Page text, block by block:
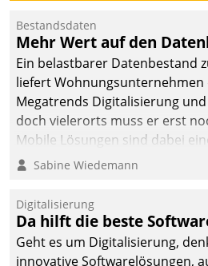
Bestandsdaten
Mehr Wert auf den
Ein belastbarer Datenbestand
liefert
Megatrends Digitalisierung
doch vielerorts muss er erst
Mobile Lösungen sind dabei
Sabine Wiedemann
Digitalisierung
Da hilft die beste
Geht es um Digitalisierung,
innovative Softwarelösungen,